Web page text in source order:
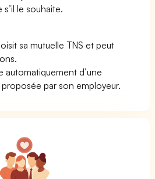
le souhaite.
sa mutuelle TNS et peut
automatiquement d’une
par son employeur.